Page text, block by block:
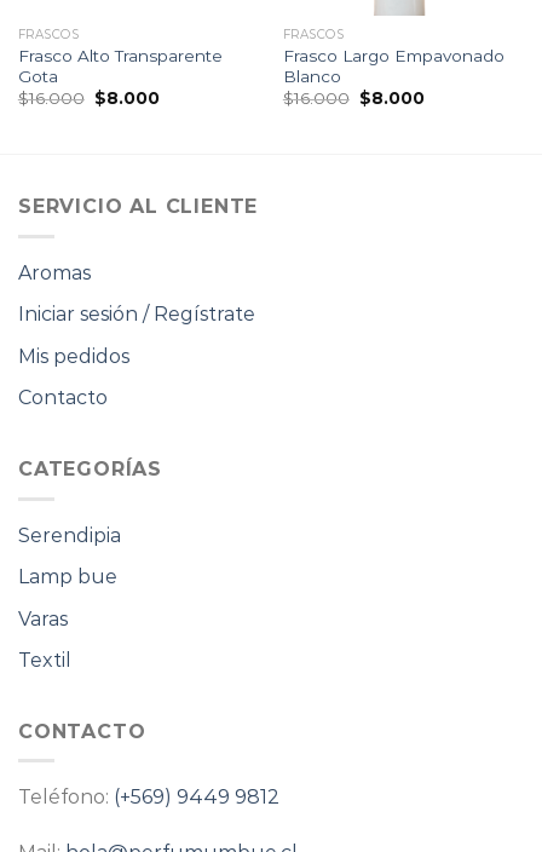
FRASCOS
Frasco Alto Transparente
Gota
$16.000 El
precio
$8.000El
FRASCOS
Frasco Largo Empavonado
Blanco
$16.000 El
precio
$8.000El
SERVICIO AL CLIENTE
Aromas
Iniciar sesión / Regístrate
Mis pedidos
Contacto
CATEGORÍAS
Serendipia
Lamp bue
Varas
Textil
CONTACTO
Teléfono: (+569) 9449 9812